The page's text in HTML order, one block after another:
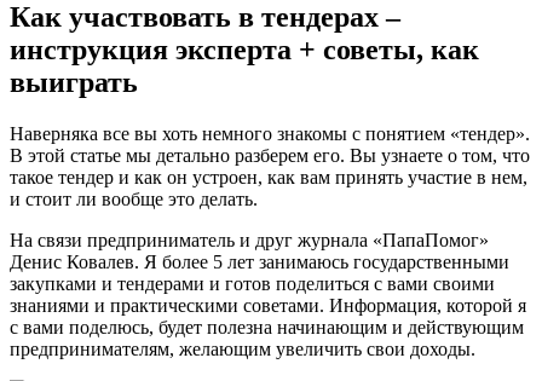
Как участвовать в тендерах –
инструкция эксперта + советы, как
выиграть
Наверняка все вы хоть немного знакомы с понятием «тендер».
В этой статье мы детально разберем его. Вы узнаете о том, что
такое тендер и как он устроен, как вам принять участие в нем,
и стоит ли вообще это делать.
На связи предприниматель и друг журнала «ПапаПомог»
Денис Ковалев. Я более 5 лет занимаюсь государственными
закупками и тендерами и готов поделиться с вами своими
знаниями и практическими советами. Информация, которой я
с вами поделюсь, будет полезна начинающим и действующим
предпринимателям, желающим увеличить свои доходы.